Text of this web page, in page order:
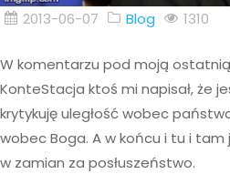
2013-06-07 Blog 1310
W komentarzu pod moją
KonteStacja ktoś mi napisał, że
krytykuję uległość wobec
wobec Boga. A w końcu i tu i
w zamian za posłuszeństwo.